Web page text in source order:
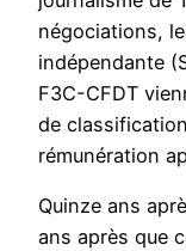
négociations,
indépendante
F3C-CFDT
de
rémunération
Quinze ans
ans après que